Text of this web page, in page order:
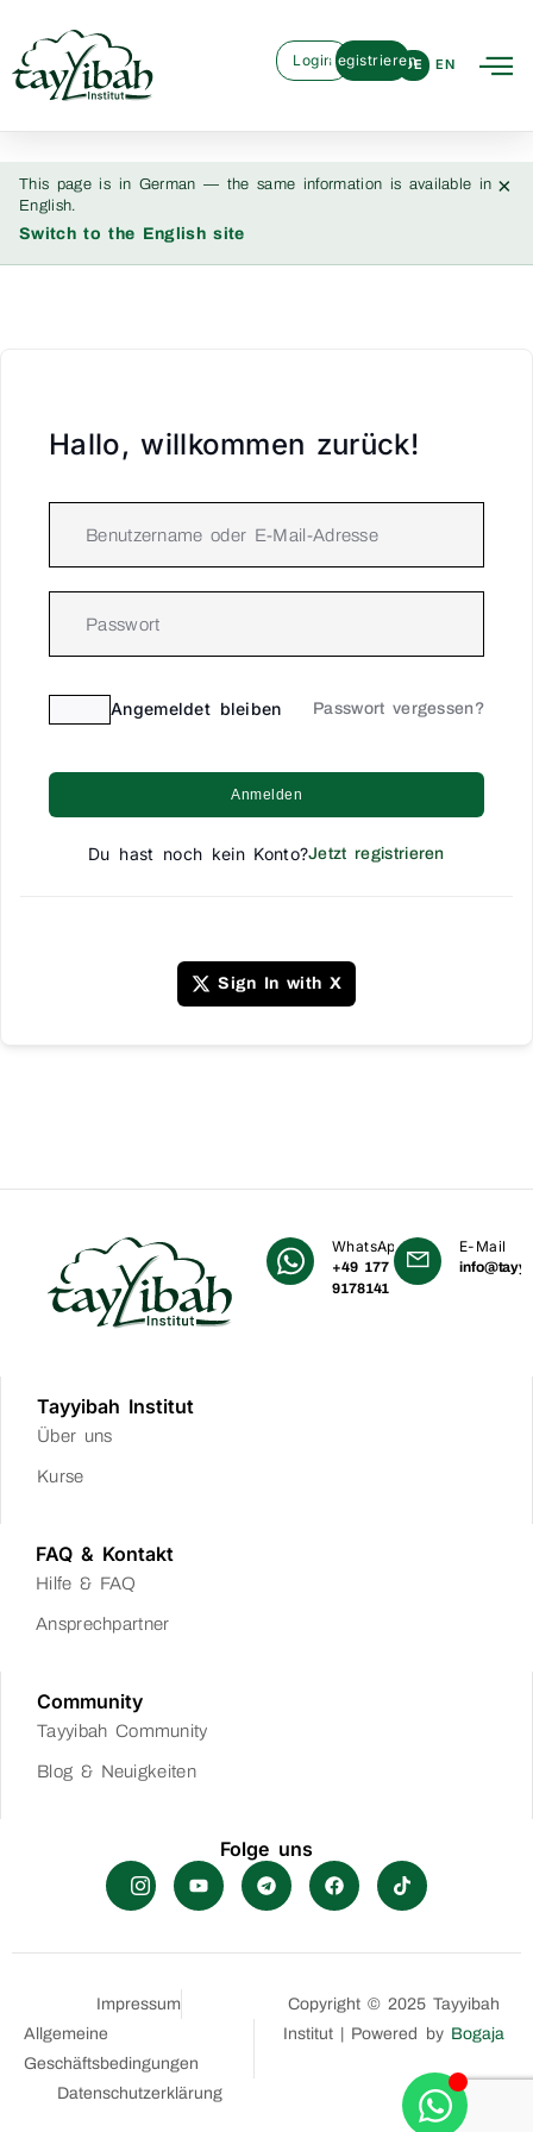
DE EN
LoginRegistrieren
This page is in German — the same information is available in
English.
Switch to the English site
×
Hallo, willkommen zurück!
Angemeldet bleiben Passwort vergessen?
Anmelden
Du hast noch kein Konto?Jetzt registrieren
Sign In with X
WhatsApp
+49 177
9178141
E-Mail
Tayyibah Institut
Über uns
Kurse
FAQ & Kontakt
Hilfe & FAQ
Ansprechpartner
Community
Tayyibah Community
Blog & Neuigkeiten
Folge uns
Impressum
Allgemeine
Geschäftsbedingungen
Datenschutzerklärung
Copyright © 2025 Tayyibah
Institut | Powered by Bogaja